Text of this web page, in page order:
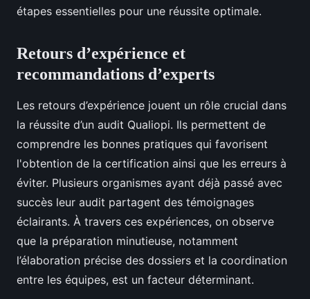
étapes essentielles pour une réussite optimale.
Retours d’expérience et
recommandations d’experts
Les retours d’expérience jouent un rôle crucial dans
la réussite d’un audit Qualiopi. Ils permettent de
comprendre les bonnes pratiques qui favorisent
l'obtention de la certification ainsi que les erreurs à
éviter. Plusieurs organismes ayant déjà passé avec
succès leur audit partagent des témoignages
éclairants. À travers ces expériences, on observe
que la préparation minutieuse, notamment
l’élaboration précise des dossiers et la coordination
entre les équipes, est un facteur déterminant.